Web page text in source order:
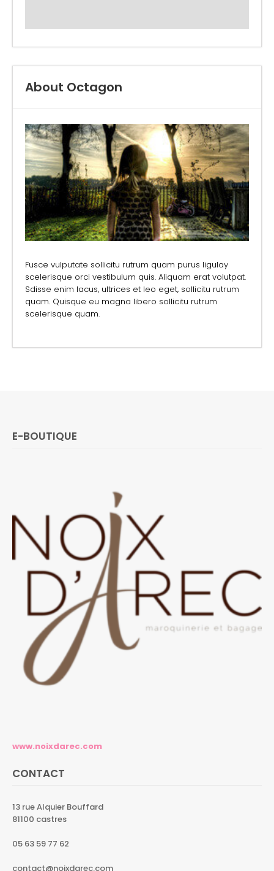
About Octagon
Fusce vulputate sollicitu rutrum quam purus ligulay
scelerisque orci vestibulum quis. Aliquam erat volutpat.
Sdisse enim lacus, ultrices et leo eget, sollicitu rutrum
quam. Quisque eu magna libero sollicitu rutrum
scelerisque quam.
E-BOUTIQUE
www.noixdarec.com
CONTACT
13 rue Alquier Bouffard
81100 castres
05 63 59 77 62
contact@noixdarec.com